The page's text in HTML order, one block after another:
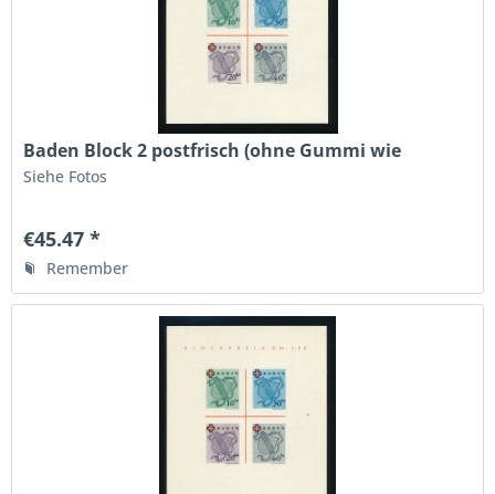
Baden Block 2 postfrisch (ohne Gummi wie
verausgabt)
Siehe Fotos
€45.47 *
Remember